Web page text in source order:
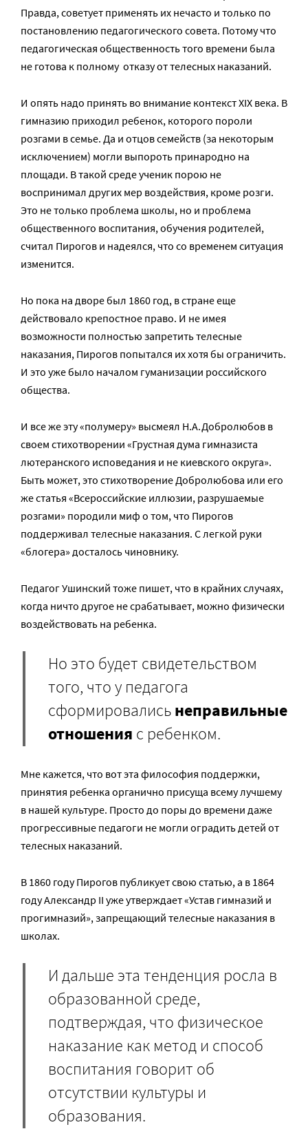
Правда, советует применять их нечасто и только по
постановлению педагогического совета. Потому что
педагогическая общественность того времени была
не готова к полному отказу от телесных наказаний.
И опять надо принять во внимание контекст XIX века. В
гимназию приходил ребенок, которого пороли
розгами в семье. Да и отцов семейств (за некоторым
исключением) могли выпороть принародно на
площади. В такой среде ученик порою не
воспринимал других мер воздействия, кроме розги.
Это не только проблема школы, но и проблема
общественного воспитания, обучения родителей,
считал Пирогов и надеялся, что со временем ситуация
изменится.
Но пока на дворе был 1860 год, в стране еще
действовало крепостное право. И не имея
возможности полностью запретить телесные
наказания, Пирогов попытался их хотя бы ограничить.
И это уже было началом гуманизации российского
общества.
И все же эту «полумеру» высмеял Н.А.Добролюбов в
своем стихотворении «Грустная дума гимназиста
лютеранского исповедания и не киевского округа».
Быть может, это стихотворение Добролюбова или его
же статья «Всероссийские иллюзии, разрушаемые
розгами» породили миф о том, что Пирогов
поддерживал телесные наказания. С легкой руки
«блогера» досталось чиновнику.
Педагог Ушинский тоже пишет, что в крайних случаях,
когда ничто другое не срабатывает, можно физически
воздействовать на ребенка.
Но это будет свидетельством
того, что у педагога
сформировалисьнеправильные
отношения с ребенком.
Мне кажется, что вот эта философия поддержки,
принятия ребенка органично присуща всему лучшему
в нашей культуре. Просто до поры до времени даже
прогрессивные педагоги не могли оградить детей от
телесных наказаний.
В 1860 году Пирогов публикует свою статью, а в 1864
году Александр II уже утверждает «Устав гимназий и
прогимназий», запрещающий телесные наказания в
школах.
И дальше эта тенденция росла в
образованной среде,
подтверждая, что физическое
наказание как метод и способ
воспитания говорит об
отсутствии культуры и
образования.